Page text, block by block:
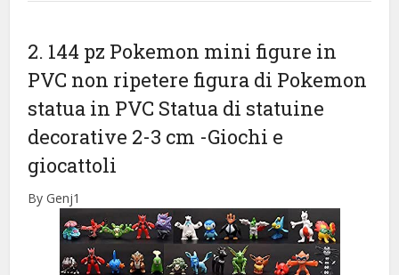
2. 144 pz Pokemon mini figure in
PVC non ripetere figura di Pokemon
statua in PVC Statua di statuine
decorative 2-3 cm -Giochi e
giocattoli
By Genj1